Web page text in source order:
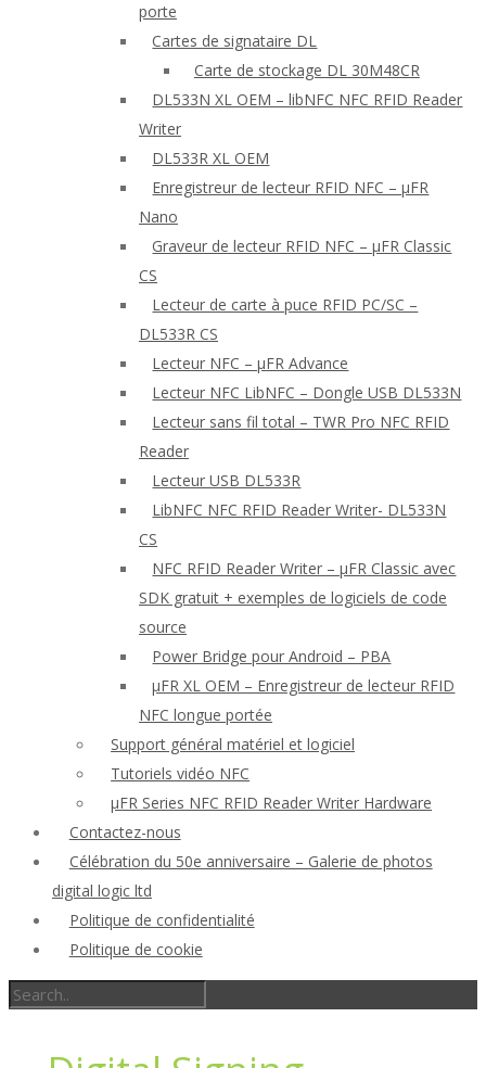
porte
Cartes de signataire DL
Carte de stockage DL 30M48CR
DL533N XL OEM – libNFC NFC RFID Reader
Writer
DL533R XL OEM
Enregistreur de lecteur RFID NFC – μFR
Nano
Graveur de lecteur RFID NFC – μFR Classic
CS
Lecteur de carte à puce RFID PC/SC –
DL533R CS
Lecteur NFC – μFR Advance
Lecteur NFC LibNFC – Dongle USB DL533N
Lecteur sans fil total – TWR Pro NFC RFID
Reader
Lecteur USB DL533R
LibNFC NFC RFID Reader Writer- DL533N
CS
NFC RFID Reader Writer – μFR Classic avec
SDK gratuit + exemples de logiciels de code
source
Power Bridge pour Android – PBA
μFR XL OEM – Enregistreur de lecteur RFID
NFC longue portée
Support général matériel et logiciel
Tutoriels vidéo NFC
μFR Series NFC RFID Reader Writer Hardware
Contactez-nous
Célébration du 50e anniversaire – Galerie de photos
digital logic ltd
Politique de confidentialité
Politique de cookie